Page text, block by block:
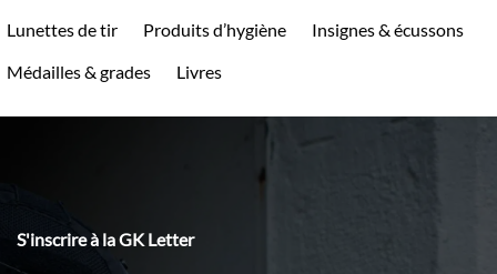
Lunettes de tir
Produits d’hygiène
Insignes & écussons
Médailles & grades
Livres
S'inscrire à la GK Letter